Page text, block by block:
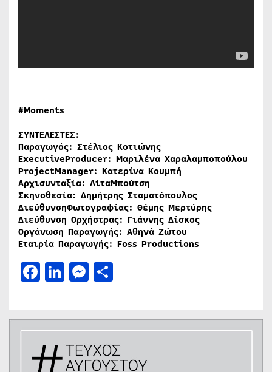
#Moments
ΣΥΝΤΕΛΕΣΤΕΣ:
Παραγωγός: Στέλιος Κοτιώνης
ExecutiveProducer: Μαριλένα Χαραλαμποπούλου
ProjectManager: Κατερίνα Κουμπή
Αρχισυνταξία: ΛίταΜπούτση
Σκηνοθεσία: Δημήτρης Σταματόπουλος
ΔιεύθυνσηΦωτογραφίας: Θέμης Μερτύρης
Διεύθυνση Ορχήστρας: Γιάννης Δίσκος
Οργάνωση Παραγωγής: Αθηνά Ζώτου
Εταιρία Παραγωγής: Foss Productions
Facebook
LinkedIn
Messenger